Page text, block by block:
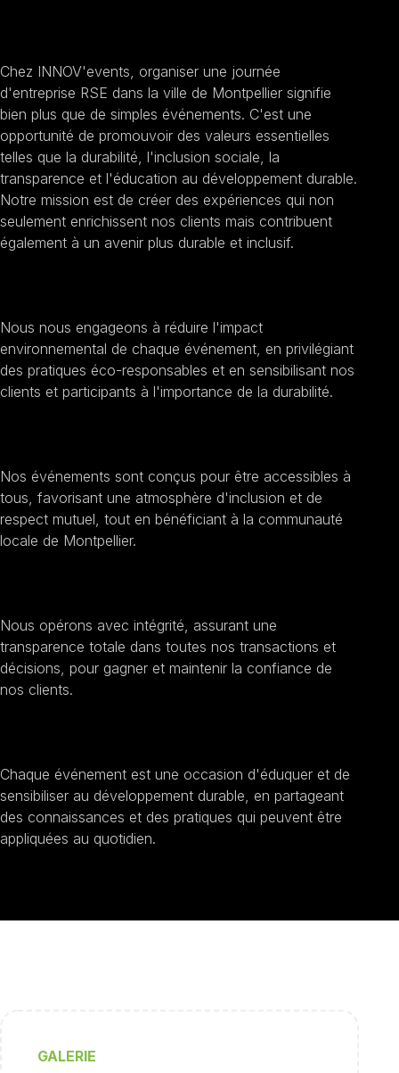
Chez INNOV'events, organiser une journée
d'entreprise RSE dans la ville de Montpellier signifie
bien plus que de simples événements. C'est une
opportunité de promouvoir des valeurs essentielles
telles que la durabilité, l'inclusion sociale, la
transparence et l'éducation au développement durable.
Notre mission est de créer des expériences qui non
seulement enrichissent nos clients mais contribuent
également à un avenir plus durable et inclusif.
Nous nous engageons à réduire l'impact
environnemental de chaque événement, en privilégiant
des pratiques éco-responsables et en sensibilisant nos
clients et participants à l'importance de la durabilité.
Nos événements sont conçus pour être accessibles à
tous, favorisant une atmosphère d'inclusion et de
respect mutuel, tout en bénéficiant à la communauté
locale de Montpellier.
Nous opérons avec intégrité, assurant une
transparence totale dans toutes nos transactions et
décisions, pour gagner et maintenir la confiance de
nos clients.
Chaque événement est une occasion d'éduquer et de
sensibiliser au développement durable, en partageant
des connaissances et des pratiques qui peuvent être
appliquées au quotidien.
GALERIE